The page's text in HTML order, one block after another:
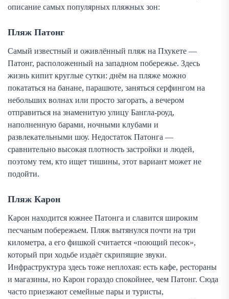
описание самых популярных пляжных зон:
Пляж Патонг
Самый известный и оживлённый пляж на Пхукете —
Патонг, расположенный на западном побережье. Здесь
жизнь кипит круглые сутки: днём на пляже можно
покататься на банане, парашюте, заняться серфингом на
небольших волнах или просто загорать, а вечером
отправиться на знаменитую улицу Бангла-роуд,
наполненную барами, ночными клубами и
развлекательными шоу. Недостаток Патонга —
сравнительно высокая плотность застройки и людей,
поэтому тем, кто ищет тишины, этот вариант может не
подойти.
Пляж Карон
Карон находится южнее Патонга и славится широким
песчаным побережьем. Пляж вытянулся почти на три
километра, а его фишкой считается «поющий песок»,
который при ходьбе издаёт скрипящие звуки.
Инфраструктура здесь тоже неплохая: есть кафе, рестораны
и магазины, но Карон гораздо спокойнее, чем Патонг. Сюда
часто приезжают семейные пары и туристы,